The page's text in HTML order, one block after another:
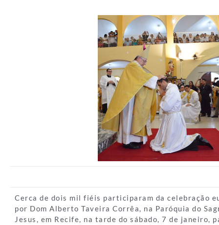
Cerca de dois mil fiéis participaram da celebração
por Dom Alberto Taveira Corrêa, na Paróquia do
Jesus, em Recife, na tarde do sábado, 7 de janeiro,